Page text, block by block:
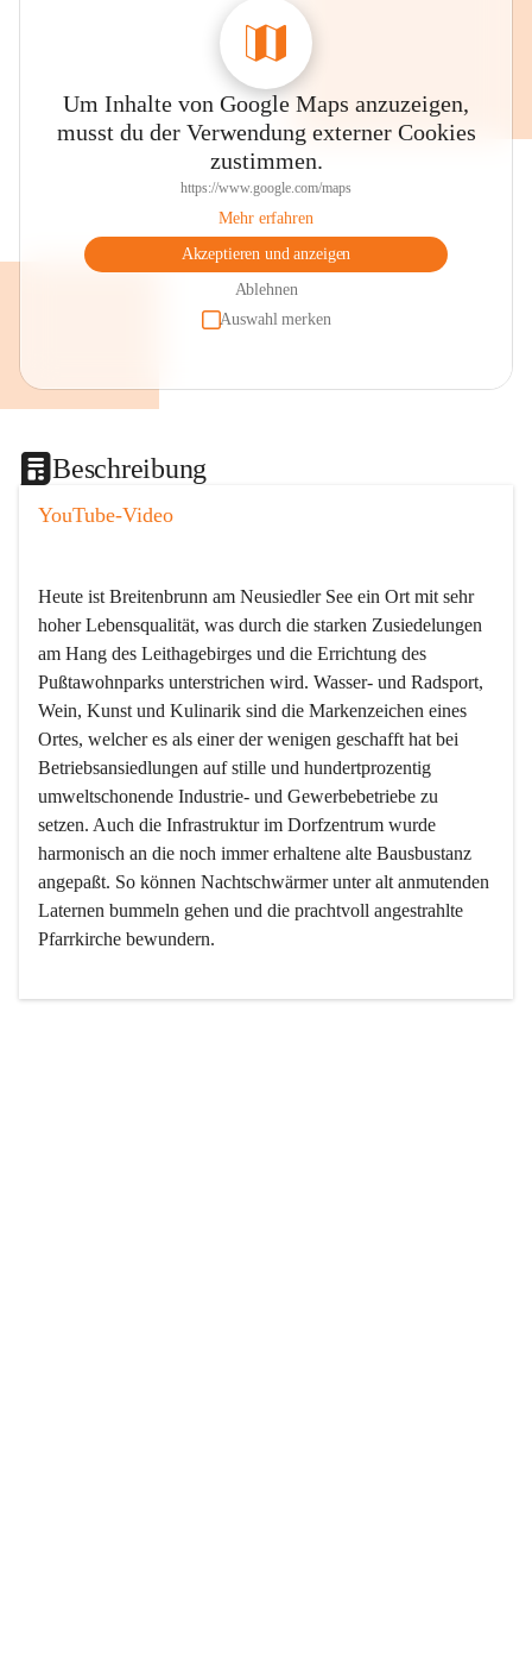
Um Inhalte von Google Maps anzuzeigen,
musst du der Verwendung externer Cookies
zustimmen.
https://www.google.com/maps
Mehr erfahren
Akzeptieren und anzeigen
Ablehnen
Auswahl merken
Beschreibung
YouTube-Video
Heute ist Breitenbrunn am Neusiedler See ein Ort mit sehr
hoher Lebensqualität, was durch die starken Zusiedelungen
am Hang des Leithagebirges und die Errichtung des
Pußtawohnparks unterstrichen wird. Wasser- und Radsport,
Wein, Kunst und Kulinarik sind die Markenzeichen eines
Ortes, welcher es als einer der wenigen geschafft hat bei
Betriebsansiedlungen auf stille und hundertprozentig
umweltschonende Industrie- und Gewerbebetriebe zu
setzen. Auch die Infrastruktur im Dorfzentrum wurde
harmonisch an die noch immer erhaltene alte Bausbustanz
angepaßt. So können Nachtschwärmer unter alt anmutenden
Laternen bummeln gehen und die prachtvoll angestrahlte
Pfarrkirche bewundern.
Der Weinbau dominert heute nicht mehr, ist aber integrativer